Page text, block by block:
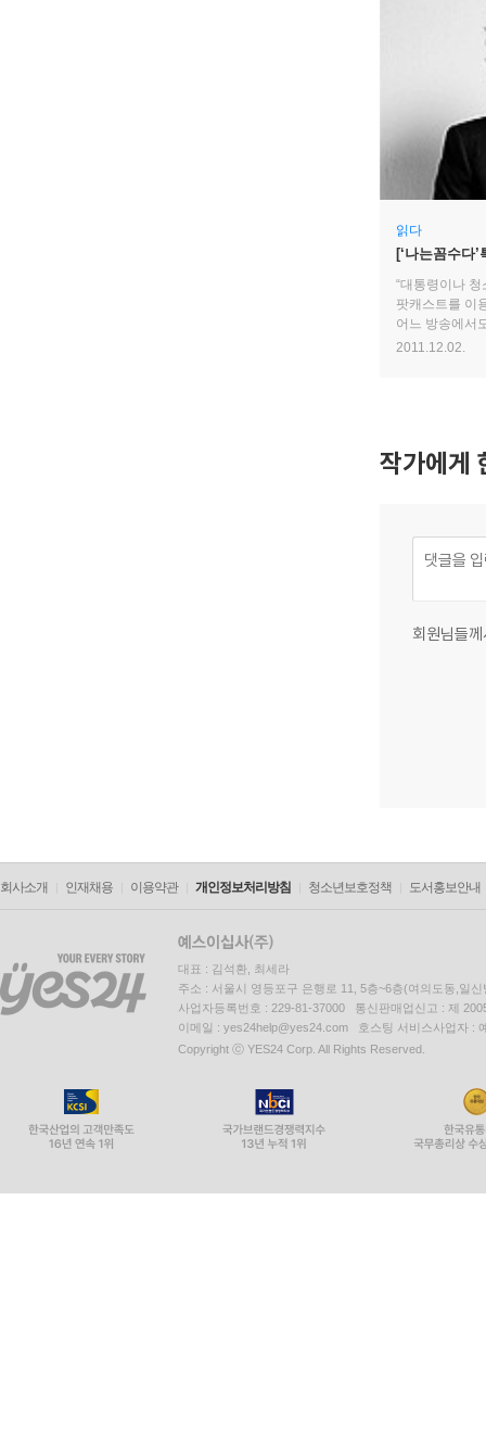
읽다
[‘나는꼼수다
“대통령이나
팟캐스트를 이
어느 방송에서
경박한 웃음소
2011.12.02.
작가에게
회원님들
회사소개 인재채용 이용약관 개인정보처리방침 청소년보호정책 도서홍보안내
대표 : 김석환, 최세라
주소 : 서울시 영등포구 은행로 11, 5층~6층(여의도동,일신
사업자등록번호 : 229-81-37000 통신판매업신고 : 제
이메일 : yes24help@yes24.com 호스팅 서비스사업자 :
Copyright ⓒ YES24 Corp. All Rights Reserved.